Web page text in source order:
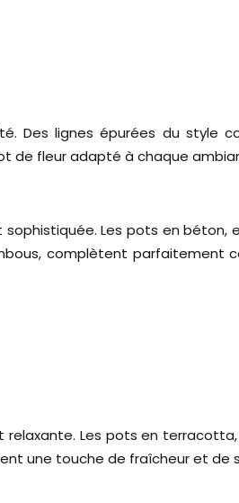
Des lignes épurées du style
de fleur adapté à chaque
Les pots en béton,
complètent parfaitement
Les pots en
une touche de fraîcheur et de